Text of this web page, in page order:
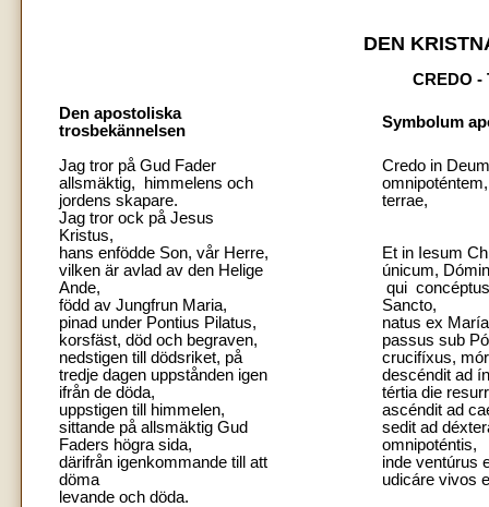
DEN
CREDO -
Den apostoliska
trosbekännelsen
Symbolum
Jag tror på Gud Fader
allsmäktig, himmelens och
jordens skapare.
Credo in
terrae,
Jag tror ock på Jesus
Kristus,
hans enfödde Son, vår Herre,
vilken är avlad av den Helige
Ande,
född av Jungfrun Maria,
pinad under Pontius Pilatus,
korsfäst, död och begraven,
nedstigen till dödsriket, på
tredje dagen uppstånden igen
ifrån de döda,
uppstigen till himmelen,
sittande på allsmäktig Gud
Faders högra sida,
därifrån igenkommande till att
döma
levande och döda.
Et in Iesum
únicum,
qui
Sancto,
natus ex
passus sub
crucifíxus,
descéndit ad
tértia die
ascéndit ad
sedit ad
omnipoténtis,
inde ventúrus
udicáre vivos